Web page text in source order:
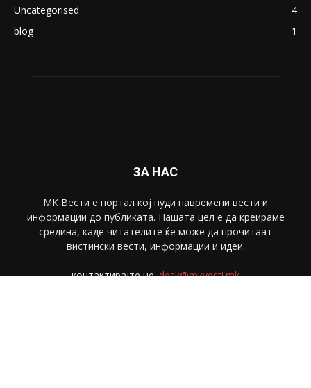
Uncategorised
4
blog
1
ЗА НАС
МК Вести е портал коj нуди навремени вести и
информации до публиката. Нашата цел е да креираме
средина, каде читателите ќе може да прочитаат
вистински вести, информации и идеи.
контактирајте не:desk@mkvesti.mk